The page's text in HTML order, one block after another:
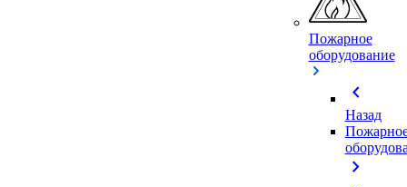
Пожарное
оборудование
chevron_left
Назад
chevron_right